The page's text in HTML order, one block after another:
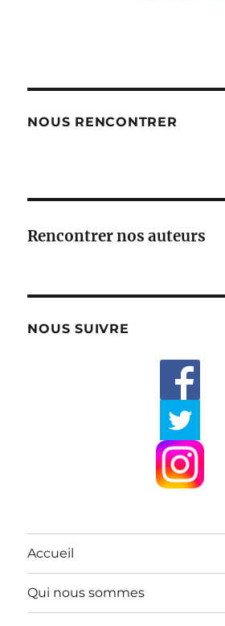
NOUS RENCONTRER
Rencontrer nos auteurs
NOUS SUIVRE
Accueil
Qui nous sommes